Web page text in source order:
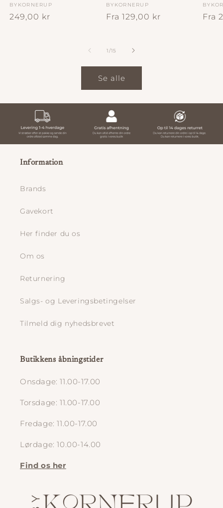
Forhandler:
BYKORNERUP
Normalpris
249,00 kr
Forhandler:
BYKORNERUP
Normalpris
Fra 129,00 kr Fra
1/af
15
Se alle
Information
Brands
Gavekort
Her finder du os
Om os
Returnering
Salgs- og Leveringsbetingelser
Tilmeld dig nyhedsbrevet
Butikkens åbningstider
Onsdage: 11.00-17.00
Torsdage: 11.00-17.00
Fredage: 11.00-17.00
Lørdage: 10.00-14.00
Find os her